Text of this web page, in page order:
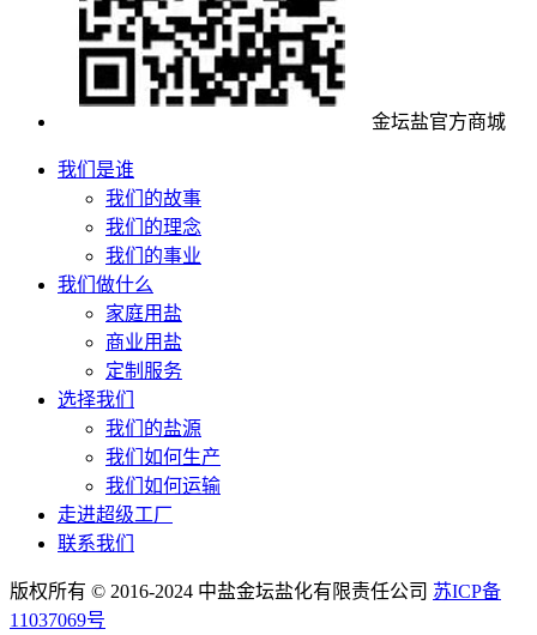
金坛盐官方商城
我们是谁
我们的故事
我们的理念
我们的事业
我们做什么
家庭用盐
商业用盐
定制服务
选择我们
我们的盐源
我们如何生产
我们如何运输
走进超级工厂
联系我们
版权所有 © 2016-2024 中盐金坛盐化有限责任公司 苏ICP备
11037069号